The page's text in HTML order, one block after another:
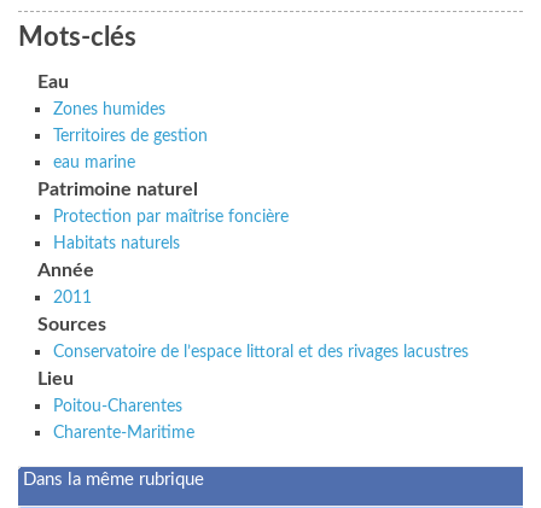
Mots-clés
Eau
Zones humides
Territoires de gestion
eau marine
Patrimoine naturel
Protection par maîtrise foncière
Habitats naturels
Année
2011
Sources
Conservatoire de l’espace littoral et des rivages lacustres
Lieu
Poitou-Charentes
Charente-Maritime
Dans la même rubrique